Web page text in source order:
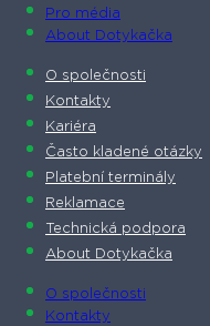
Pro média
About Dotykačka
O společnosti
Kontakty
Kariéra
Často kladené otázky
Platební terminály
Reklamace
Technická podpora
About Dotykačka
O společnosti
Kontakty